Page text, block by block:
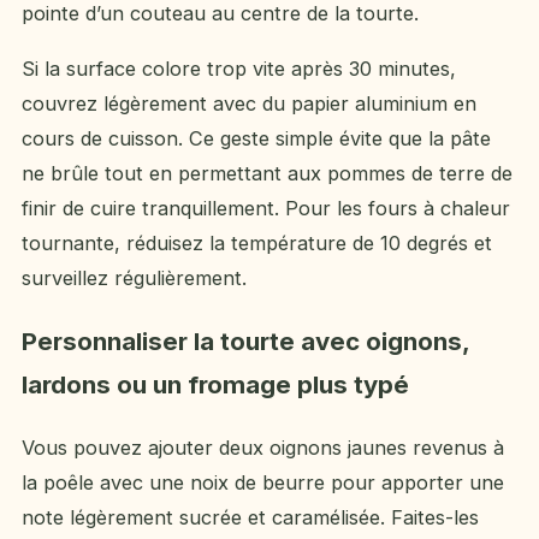
pointe d’un couteau au centre de la tourte.
Si la surface colore trop vite après 30 minutes,
couvrez légèrement avec du papier aluminium en
cours de cuisson. Ce geste simple évite que la pâte
ne brûle tout en permettant aux pommes de terre de
finir de cuire tranquillement. Pour les fours à chaleur
tournante, réduisez la température de 10 degrés et
surveillez régulièrement.
Personnaliser la tourte avec oignons,
lardons ou un fromage plus typé
Vous pouvez ajouter deux oignons jaunes revenus à
la poêle avec une noix de beurre pour apporter une
note légèrement sucrée et caramélisée. Faites-les